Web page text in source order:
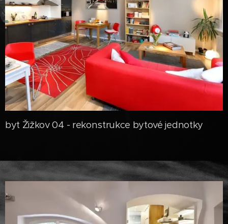
byt Žižkov 04 - rekonstrukce bytové jednotky